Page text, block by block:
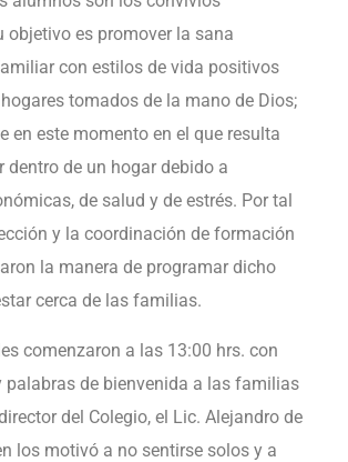
objetivo es promover la sana
con estilos de vida positivos
tomados de la mano de Dios;
en este momento en el que resulta
de un hogar debido a
de salud y de estrés. Por tal
y la coordinación de formación
la manera de programar dicho
cerca de las familias.
comenzaron a las 13:00 hrs. con
palabras de bienvenida a las familias
del Colegio, el Lic. Alejandro de
los motivó a no sentirse solos y a